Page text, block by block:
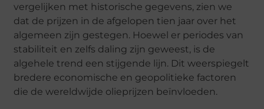
vergelijken met historische gegevens, zien we
dat de prijzen in de afgelopen tien jaar over het
algemeen zijn gestegen. Hoewel er periodes van
stabiliteit en zelfs daling zijn geweest, is de
algehele trend een stijgende lijn. Dit weerspiegelt
bredere economische en geopolitieke factoren
die de wereldwijde olieprijzen beïnvloeden.